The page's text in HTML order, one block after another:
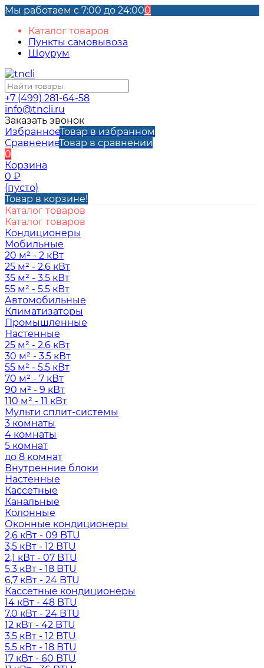
Мы работаем с 7:00 до 24:000
Каталог товаров
Пункты самовывоза
Шоурум
+7 (499) 281-64-58
info@tncli.ru
Заказать звонок
ИзбранноеТовар в избранном
СравнениеТовар в сравнении
0
Корзина
0 ₽
(пусто)
Товар в корзине!
Каталог товаров
Каталог товаров
Кондиционеры
Мобильные
20 м² - 2 кВт
25 м² - 2.6 кВт
35 м² - 3.5 кВт
55 м² - 5.5 кВт
Автомобильные
Климатизаторы
Промышленные
Настенные
25 м² - 2.6 кВт
30 м² - 3.5 кВт
55 м² - 5.5 кВт
70 м² - 7 кВт
90 м² - 9 кВт
110 м² - 11 кВт
Мульти сплит-системы
3 комнаты
4 комнаты
5 комнат
до 8 комнат
Внутренние блоки
Настенные
Кассетные
Канальные
Колонные
Оконные кондиционеры
2,6 кВт - 09 BTU
3,5 кВт - 12 BTU
2,1 кВт - 07 BTU
5,3 кВт - 18 BTU
6,7 кВт - 24 BTU
Кассетные кондиционеры
14 кВт - 48 BTU
7.0 кВт - 24 BTU
12 кВт - 42 BTU
3.5 кВт - 12 BTU
5.5 кВт - 18 BTU
17 кВт - 60 BTU